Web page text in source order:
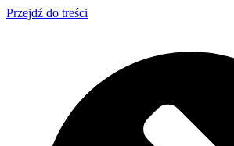
Przejdź do treści